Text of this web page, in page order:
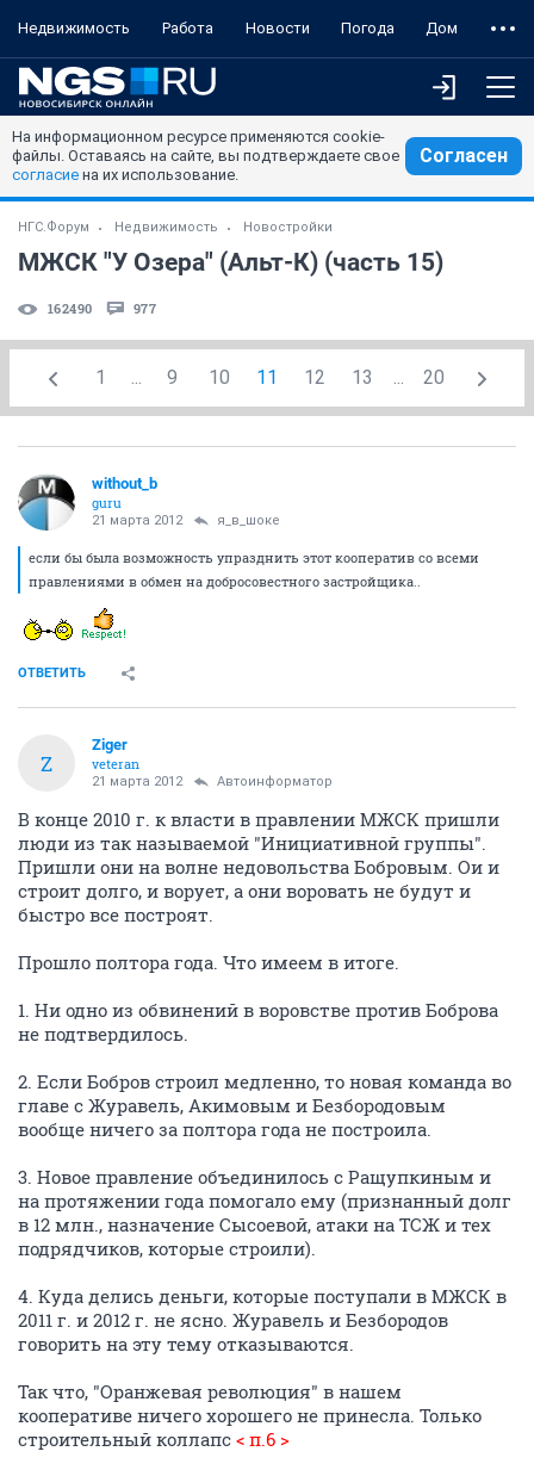
Недвижимость Работа Новости Погода Дом
На информационном ресурсе применяются cookie-
файлы. Оставаясь на сайте, вы подтверждаете свое
согласие на их использование.
Согласен
НГС.Форум Недвижимость Новостройки
МЖСК "У Озера" (Альт-К) (часть 15)
162490 977
1 ... 9 10 11 12 13 ... 20
without_b
guru
21 марта 2012 я_в_шоке
если бы была возможность упразднить этот кооператив со всеми
правлениями в обмен на добросовестного застройщика..
ОТВЕТИТЬ
Z
Ziger
veteran
21 марта 2012 Автоинформатор
В конце 2010 г. к власти в правлении МЖСК пришли
люди из так называемой "Инициативной группы".
Пришли они на волне недовольства Бобровым. Ои и
строит долго, и ворует, а они воровать не будут и
быстро все построят.
Прошло полтора года. Что имеем в итоге.
1. Ни одно из обвинений в воровстве против Боброва
не подтвердилось.
2. Если Бобров строил медленно, то новая команда во
главе с Журавель, Акимовым и Безбородовым
вообще ничего за полтора года не построила.
3. Новое правление объединилось с Ращупкиным и
на протяжении года помогало ему (признанный долг
в 12 млн., назначение Сысоевой, атаки на ТСЖ и тех
подрядчиков, которые строили).
4. Куда делись деньги, которые поступали в МЖСК в
2011 г. и 2012 г. не ясно. Журавель и Безбородов
говорить на эту тему отказываются.
Так что, "Оранжевая революция" в нашем
кооперативе ничего хорошего не принесла. Только
строительный коллапс < п.6 >